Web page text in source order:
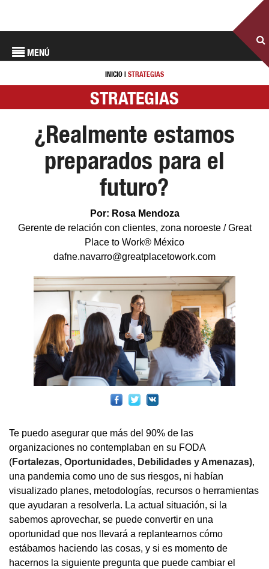
MENÚ
INICIO | STRATEGIAS
STRATEGIAS
¿Realmente estamos
preparados para el
futuro?
Por: Rosa Mendoza
Gerente de relación con clientes, zona noroeste / Great
Place to Work® México
dafne.navarro@greatplacetowork.com
Te puedo asegurar que más del 90% de las
organizaciones no contemplaban en su FODA
(Fortalezas, Oportunidades, Debilidades y Amenazas),
una pandemia como uno de sus riesgos, ni habían
visualizado planes, metodologías, recursos o herramientas
que ayudaran a resolverla. La actual situación, si la
sabemos aprovechar, se puede convertir en una
oportunidad que nos llevará a replantearnos cómo
estábamos haciendo las cosas, y si es momento de
hacernos la siguiente pregunta que puede cambiar el